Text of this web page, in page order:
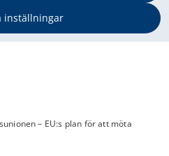
inställningar
– EU:s plan för att möta